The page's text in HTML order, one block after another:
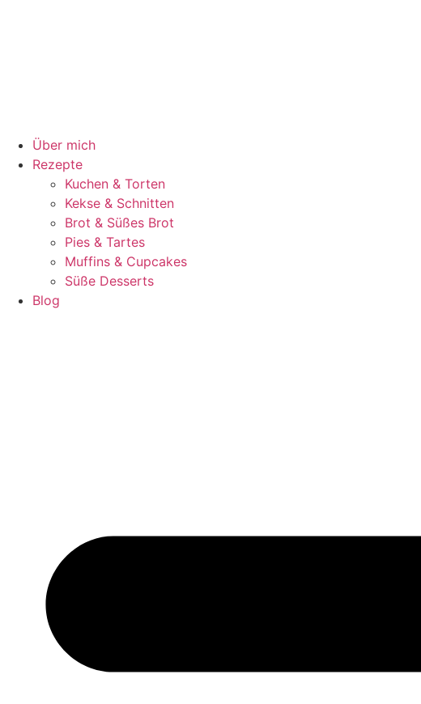
Über mich
Rezepte
Kuchen & Torten
Kekse & Schnitten
Brot & Süßes Brot
Pies & Tartes
Muffins & Cupcakes
Süße Desserts
Blog